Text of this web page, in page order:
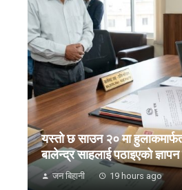
यस्तो छ साउन २० मा
बालेन्द्र साहलाई पठाइएको
जन बिहानी 19 hours ago